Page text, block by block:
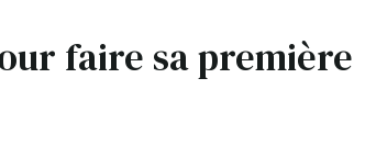
faire sa première